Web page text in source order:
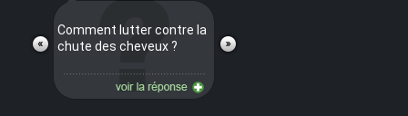
Comment lutter contre la
chute des cheveux ?